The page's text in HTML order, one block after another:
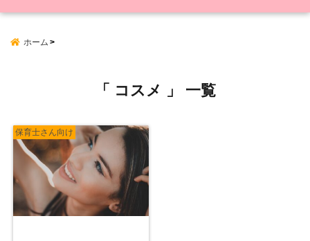
ホーム
「 コスメ 」 一覧
保育士さん向け